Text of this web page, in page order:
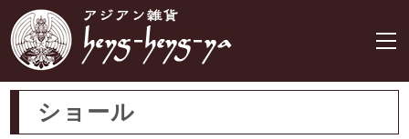
ショール